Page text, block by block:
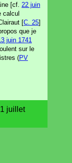
[cf. 22 juin
calcul
[C. 25]
que je
juin 1741
sur le
(PV
1 juillet